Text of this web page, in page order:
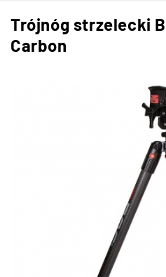
Trójnóg strzelecki
Carbon